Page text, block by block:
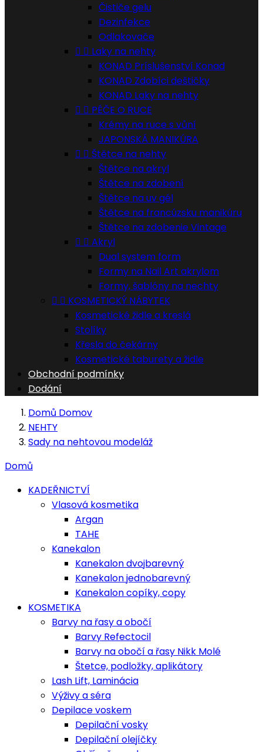
Čističe gelu
Dezinfekce
Odlakovače
  Laky na nehty
KONAD Príslušenství Konad
KONAD Zdobíci deštičky
KONAD Laky na nehty
  PÉČE O RUCE
Krémy na ruce s vůní
JAPONSKÁ MANIKÚRA
  Štětce na nehty
Štětce na akryl
Štětce na zdobení
Štětce na uv gél
Štětce na francúzsku manikúru
Štětce na zdobenie Vintage
  Akryl
Dual system form
Formy na Nail Art akrylom
Formy, šablóny na nechty
  KOSMETICKÝ NÁBYTEK
Kosmetické židle a kreslá
Stolíky
Křesla do čekárny
Kosmetické taburety a židle
Obchodní podmínky
Dodání
Domů Domov
NEHTY
Sady na nehtovou modeláž
Domů
KADEŘNICTVÍ
Vlasová kosmetika
Argan
TAHE
Kanekalon
Kanekalon dvojbarevný
Kanekalon jednobarevný
Kanekalon copíky, copy
KOSMETIKA
Barvy na řasy a obočí
Barvy Refectocil
Barvy na obočí a řasy Nikk Molé
Štetce, podložky, aplikátory
Lash Lift, Laminácia
Výživy a séra
Depilace voskem
Depilační vosky
Depilační olejíčky